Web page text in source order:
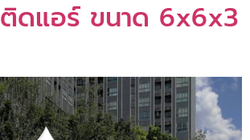
ดแอร์ ขนาด 6x6x3